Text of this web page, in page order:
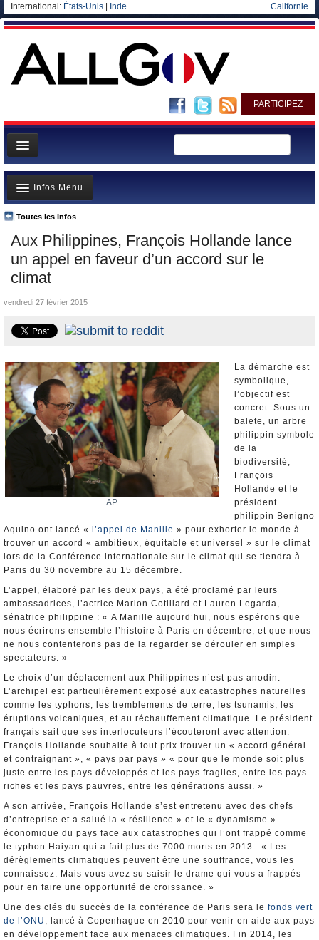
International: États-Unis Inde Californie
PARTICIPEZ
Page d'accueil
Infos
Gouvernement
Ministères/Directions
Blog
Elections européennes
Aux Philippines, François Hollande lance
un appel en faveur d’un accord sur le
climat
Toutes les Infos
Infos Menu
A la Une
Polémiques
Où va l’argent?
Elections européennes
Infos insolites
vendredi 27 février 2015
AP
La démarche est
symbolique,
l’objectif est
concret. Sous un
balete, un arbre
philippin symbole
de la
biodiversité,
François
Hollande et le
président
philippin Benigno
Aquino ont lancé «
l’appel de Manille » pour exhorter le monde à
trouver un accord « ambitieux, équitable et universel » sur le climat
lors de la Conférence internationale sur le climat qui se tiendra à
Paris du 30 novembre au 15 décembre.
L’appel, élaboré par les deux pays, a été proclamé par leurs
ambassadrices, l’actrice Marion Cotillard et Lauren Legarda,
sénatrice philippine : « A Manille aujourd’hui, nous espérons que
nous écrirons ensemble l’histoire à Paris en décembre, et que nous
ne nous contenterons pas de la regarder se dérouler en simples
spectateurs. »
Le choix d’un déplacement aux Philippines n’est pas anodin.
L’archipel est particulièrement exposé aux catastrophes naturelles
comme les typhons, les tremblements de terre, les tsunamis, les
éruptions volcaniques, et au réchauffement climatique. Le président
français sait que ses interlocuteurs l’écouteront avec attention.
François Hollande souhaite à tout prix trouver un « accord général
et contraignant », « pays par pays » « pour que le monde soit plus
juste entre les pays développés et les pays fragiles, entre les pays
riches et les pays pauvres, entre les générations aussi. »
A son arrivée, François Hollande s’est entretenu avec des chefs
d’entreprise et a salué la « résilience » et le « dynamisme »
économique du pays face aux catastrophes qui l’ont frappé comme
le typhon Haiyan qui a fait plus de 7000 morts en 2013 : « Les
dérèglements climatiques peuvent être une souffrance, vous les
connaissez. Mais vous avez su saisir le drame qui vous a frappés
pour en faire une opportunité de croissance. »
Une des clés du succès de la conférence de Paris sera le fonds vert
de l’ONU , lancé à Copenhague en 2010 pour venir en aide aux pays
en développement face aux menaces climatiques. Fin 2014, les